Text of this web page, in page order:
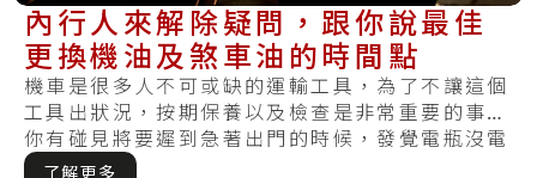
內行人來解除疑問，跟你說最佳
更換機油及煞車油的時間點
機車是很多人不可或缺的運輸工具，為了不讓這個
工具出狀況，按期保養以及檢查是非常重要的事。
你有碰見將要遲到急著出門的時候，發覺電瓶沒電
怎麼.....
了解更多